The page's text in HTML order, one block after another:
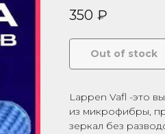
350 ₽
Out of stock
Lappen Vafl -это
из микрофибры,
зеркал без